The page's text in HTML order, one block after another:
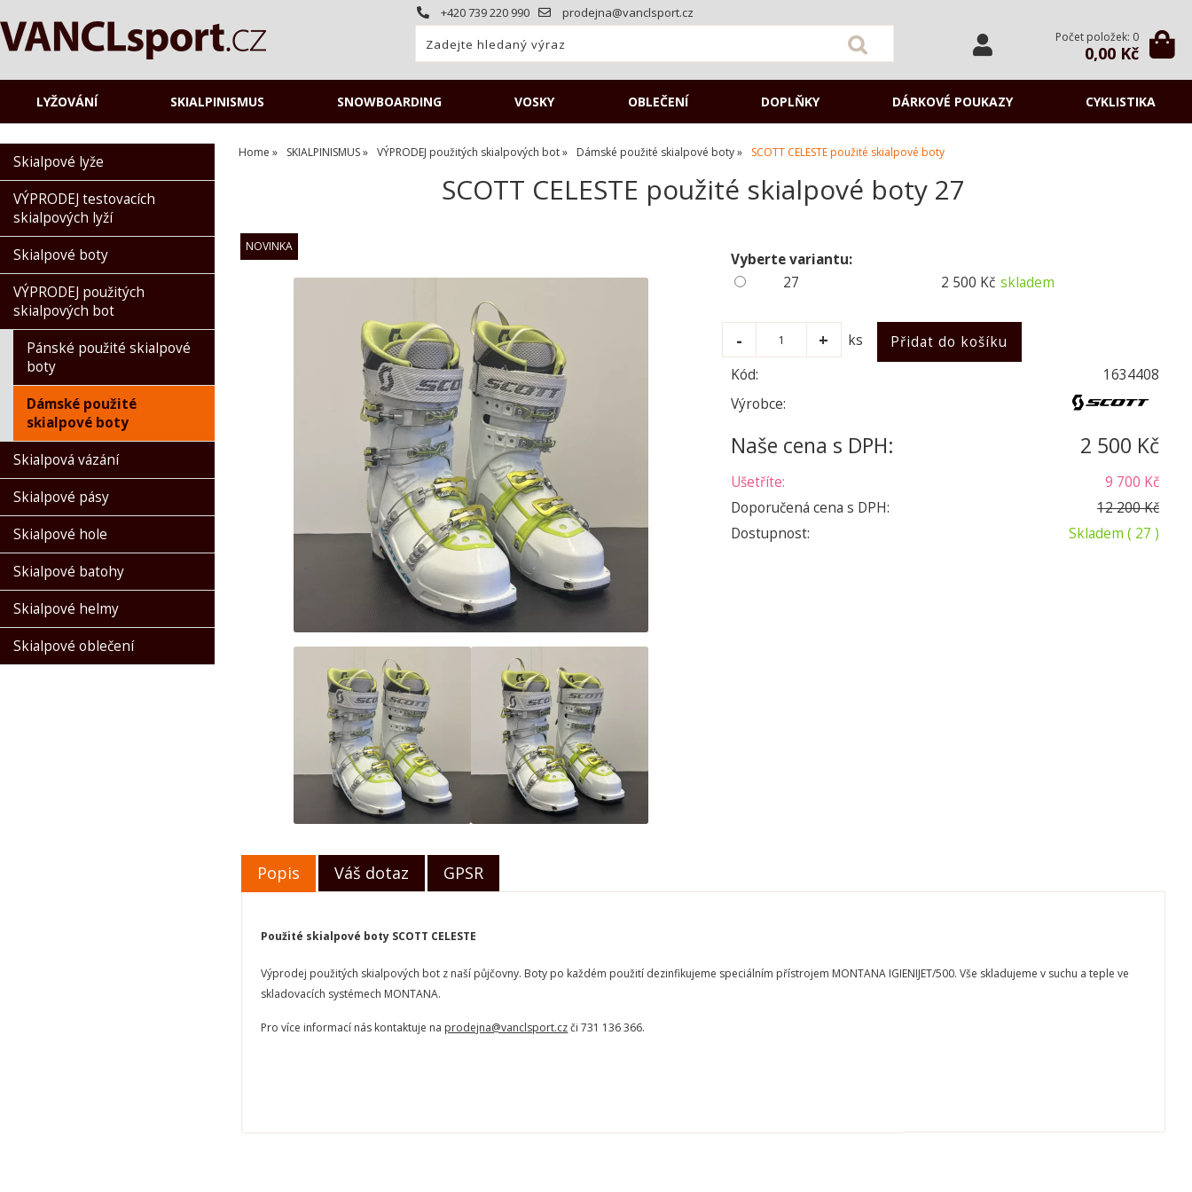
+420 739 220 990 prodejna@vanclsport.cz
Počet položek: 0
0,00 Kč
LYŽOVÁNÍ SKIALPINISMUS SNOWBOARDING VOSKY OBLEČENÍ DOPLŇKY DÁRKOVÉ POUKAZY CYKLISTIKA
Home SKIALPINISMUS VÝPRODEJ použitých skialpových bot Dámské použité skialpové boty SCOTT CELESTE použité skialpové boty
SCOTT CELESTE použité skialpové boty 27
Vyberte variantu:
27
2 500 Kč skladem
ks
Kód:
1634408
Výrobce:
Naše cena s DPH: 2 500 Kč
Ušetříte:
9 700 Kč
Doporučená cena s DPH:
12 200 Kč
Dostupnost:
Skladem ( 27 )
Popis Váš dotaz GPSR
Použité skialpové boty SCOTT CELESTE
Výprodej použitých skialpových bot z naší půjčovny. Boty po každém použití dezinfikujeme speciálním přístrojem MONTANA IGIENIJET/500. Vše skladujeme v suchu a teple ve
skladovacích systémech MONTANA.
Pro více informací nás kontaktuje na prodejna@vanclsport.czči 731 136 366.
Skialpové lyže
VÝPRODEJ testovacích
skialpových lyží
Skialpové boty
VÝPRODEJ použitých
skialpových bot
Pánské použité skialpové
boty
Dámské použité
skialpové boty
Skialpová vázání
Skialpové pásy
Skialpové hole
Skialpové batohy
Skialpové helmy
Skialpové oblečení